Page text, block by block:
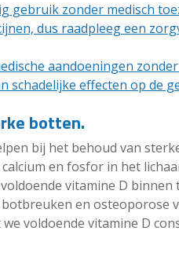
gebruik zonder medisch
dus raadpleeg een
aandoeningen
schadelijke effecten op de
botten.
bij het behoud van
en fosfor in het
vitamine D
en osteoporose
voldoende vitamine D